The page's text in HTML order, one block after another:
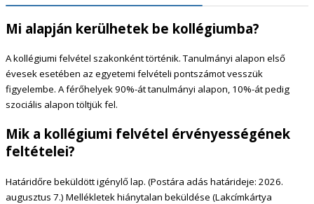
Mi alapján kerülhetek be kollégiumba?
A kollégiumi felvétel szakonként történik. Tanulmányi alapon első
évesek esetében az egyetemi felvételi pontszámot vesszük
figyelembe. A férőhelyek 90%-át tanulmányi alapon, 10%-át pedig
szociális alapon töltjük fel.
Mik a kollégiumi felvétel érvényességének
feltételei?
Határidőre beküldött igénylő lap. (Postára adás határideje: 2026.
augusztus 7.) Mellékletek hiánytalan beküldése (Lakcímkártya